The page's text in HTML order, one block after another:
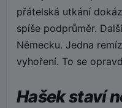
přátelská utkání
spíše podprůměr.
Německu. Jedna
vyhoření. To se
Hašek staví